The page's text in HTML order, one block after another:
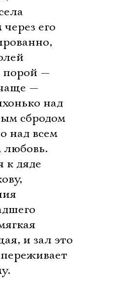
его
порой —
—
над
сбродом
над всем
любовь.
к дяде
и зал это